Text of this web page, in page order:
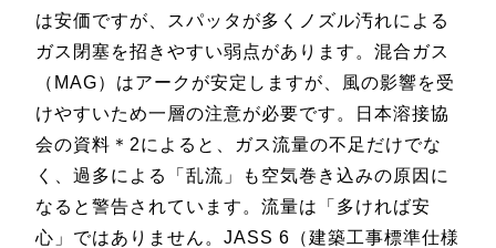
は安価ですが、スパッタが多くノズル汚れによる
ガス閉塞を招きやすい弱点があります。混合ガス
（MAG）はアークが安定しますが、風の影響を受
けやすいため一層の注意が必要です。日本溶接協
会の資料＊2によると、ガス流量の不足だけでな
く、過多による「乱流」も空気巻き込みの原因に
なると警告されています。流量は「多ければ安
心」ではありません。JASS 6（建築工事標準仕様